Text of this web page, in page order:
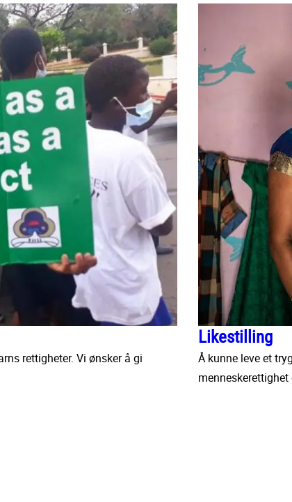
rettigheter. Vi ønsker å gi
Likestilling
Å kunne leve et